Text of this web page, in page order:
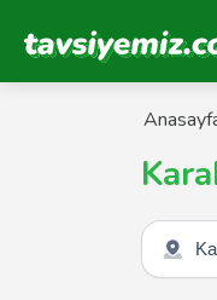
Tavsiyemiz Anasayfa
Şehir seçin